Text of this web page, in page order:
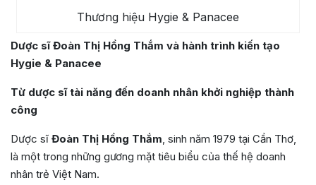
Thương hiệu Hygie & Panacee
Dược sĩ Đoàn Thị Hồng Thắm và hành trình kiến tạo
Hygie & Panacee
Từ dược sĩ tài năng đến doanh nhân khởi nghiệp thành
công
Dược sĩ Đoàn Thị Hồng Thắm, sinh năm 1979 tại Cần Thơ,
là một trong những gương mặt tiêu biểu của thế hệ doanh
nhân trẻ Việt Nam.